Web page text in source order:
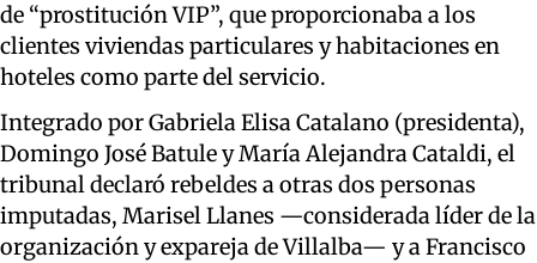
de “prostitución VIP”, que proporcionaba a los
clientes viviendas particulares y habitaciones en
hoteles como parte del servicio.
Integrado por Gabriela Elisa Catalano (presidenta),
Domingo José Batule y María Alejandra Cataldi, el
tribunal declaró rebeldes a otras dos personas
imputadas, Marisel Llanes —considerada líder de la
organización y expareja de Villalba— y a Francisco